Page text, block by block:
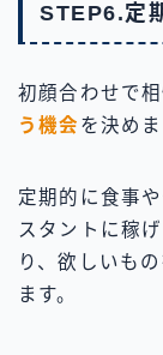
STEP6.定
初顔合わせで
う機会 を決めま
定期的に食事
スタントに稼
り、欲しいも
ます。